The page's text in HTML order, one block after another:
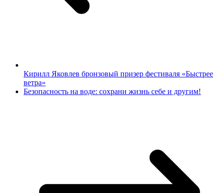
Кирилл Яковлев бронзовый призер фестиваля «Быстрее
ветра»
Безопасность на воде: сохрани жизнь себе и другим!